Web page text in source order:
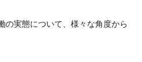
の実態について、様々な角度から